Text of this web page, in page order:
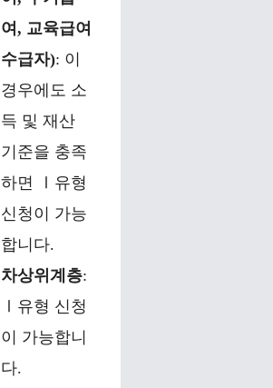
여, 교육급여
수급자): 이
경우에도 소
득 및 재산
기준을 충족
하면 Ⅰ유형
신청이 가능
합니다.
차상위계층:
Ⅰ유형 신청
이 가능합니
다.